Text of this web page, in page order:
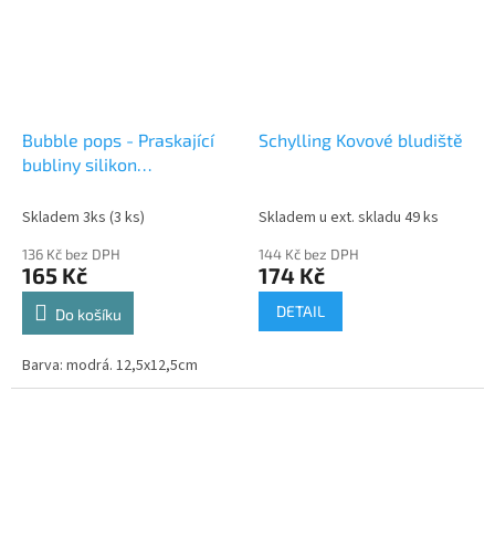
Bubble pops - Praskající
bubliny silikon
modrá
Skladem 3ks (3 ks)
136 Kč bez DPH
165 Kč
Do košíku
Barva: modrá. 12,5x12,5cm
Schylling Kovové bludiště
Skladem u ext. skladu 49 ks
144 Kč bez DPH
174 Kč
DETAIL